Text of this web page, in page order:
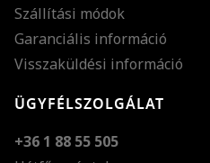
Szállítási módok
Garanciális információ
Visszaküldési információ
ÜGYFÉLSZOLGÁLAT
+36 1 88 55 505